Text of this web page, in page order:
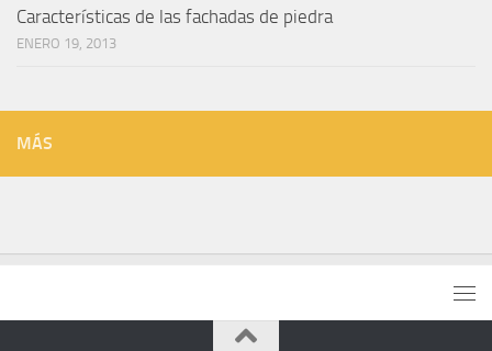
Características de las fachadas de piedra
ENERO 19, 2013
MÁS